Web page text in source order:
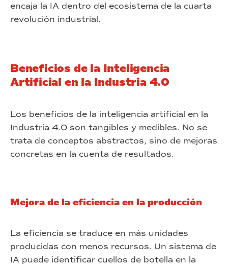
encaja la IA dentro del ecosistema de la cuarta
revolución industrial.
Beneficios de la Inteligencia
Artificial en la Industria 4.0
Los beneficios de la inteligencia artificial en la
Industria 4.0 son tangibles y medibles. No se
trata de conceptos abstractos, sino de mejoras
concretas en la cuenta de resultados.
Mejora de la eficiencia en la producción
La eficiencia se traduce en más unidades
producidas con menos recursos. Un sistema de
IA puede identificar cuellos de botella en la